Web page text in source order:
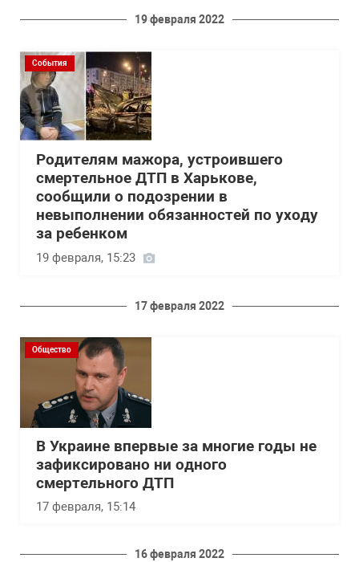
19 февраля 2022
События
Родителям мажора, устроившего
смертельное ДТП в Харькове,
сообщили о подозрении в
невыполнении обязанностей по уходу
за ребенком
19 февраля, 15:23
17 февраля 2022
Общество
В Украине впервые за многие годы не
зафиксировано ни одного
смертельного ДТП
17 февраля, 15:14
16 февраля 2022